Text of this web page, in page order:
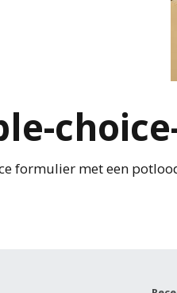
formulier met een